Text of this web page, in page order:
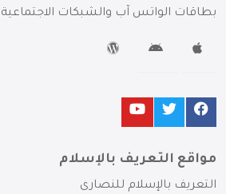
بطاقات الواتس آب والشبكات الاجتماعية
مواقع التعريف بالإسلام
التعريف بالإسلام للنصارى